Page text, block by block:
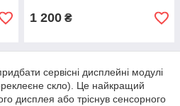
1 200 ₴
сервісні дисплейні модулі
скло). Це найкращий
дисплея або тріснув сенсорного